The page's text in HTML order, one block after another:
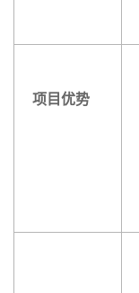
项目优势